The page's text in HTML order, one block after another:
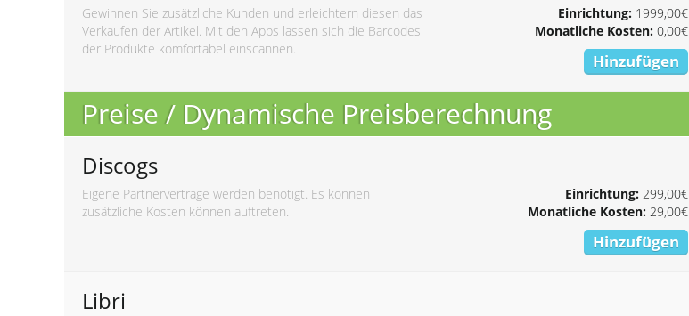
Gewinnen Sie zusätzliche Kunden und erleichtern diesen das
Verkaufen der Artikel. Mit den Apps lassen sich die Barcodes
der Produkte komfortabel einscannen.
Einrichtung:1999,00€
Monatliche Kosten:0,00€
Hinzufügen
Preise / Dynamische Preisberechnung
Discogs
Eigene Partnerverträge werden benötigt. Es können
zusätzliche Kosten können auftreten.
Einrichtung:299,00€
Monatliche Kosten:29,00€
Hinzufügen
Libri